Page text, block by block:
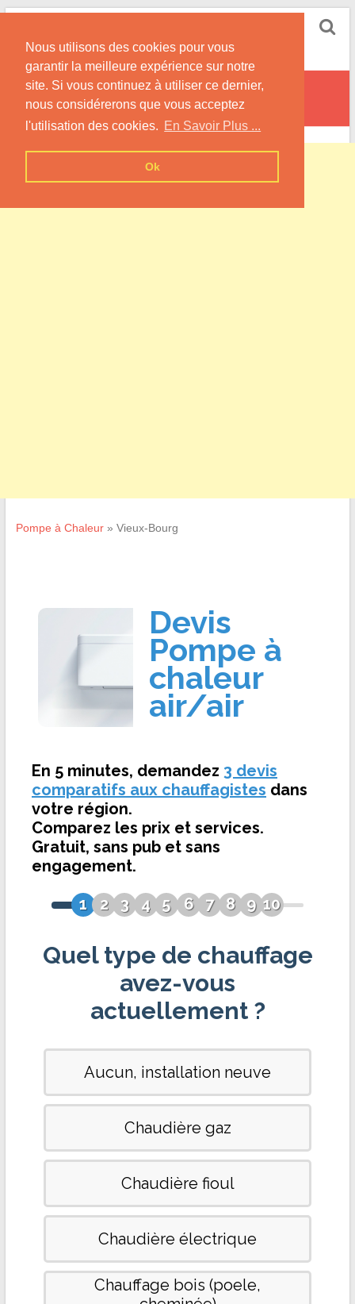
Nous utilisons des cookies pour vous
garantir la meilleure expérience sur notre
site. Si vous continuez à utiliser ce dernier,
nous considérerons que vous acceptez
l'utilisation des cookies. En Savoir Plus ...
Ok
Skip
content
Informations sur les Pompes à Chaleur
Vieux-Bourg
Pompe à Chaleur» Vieux-Bourg